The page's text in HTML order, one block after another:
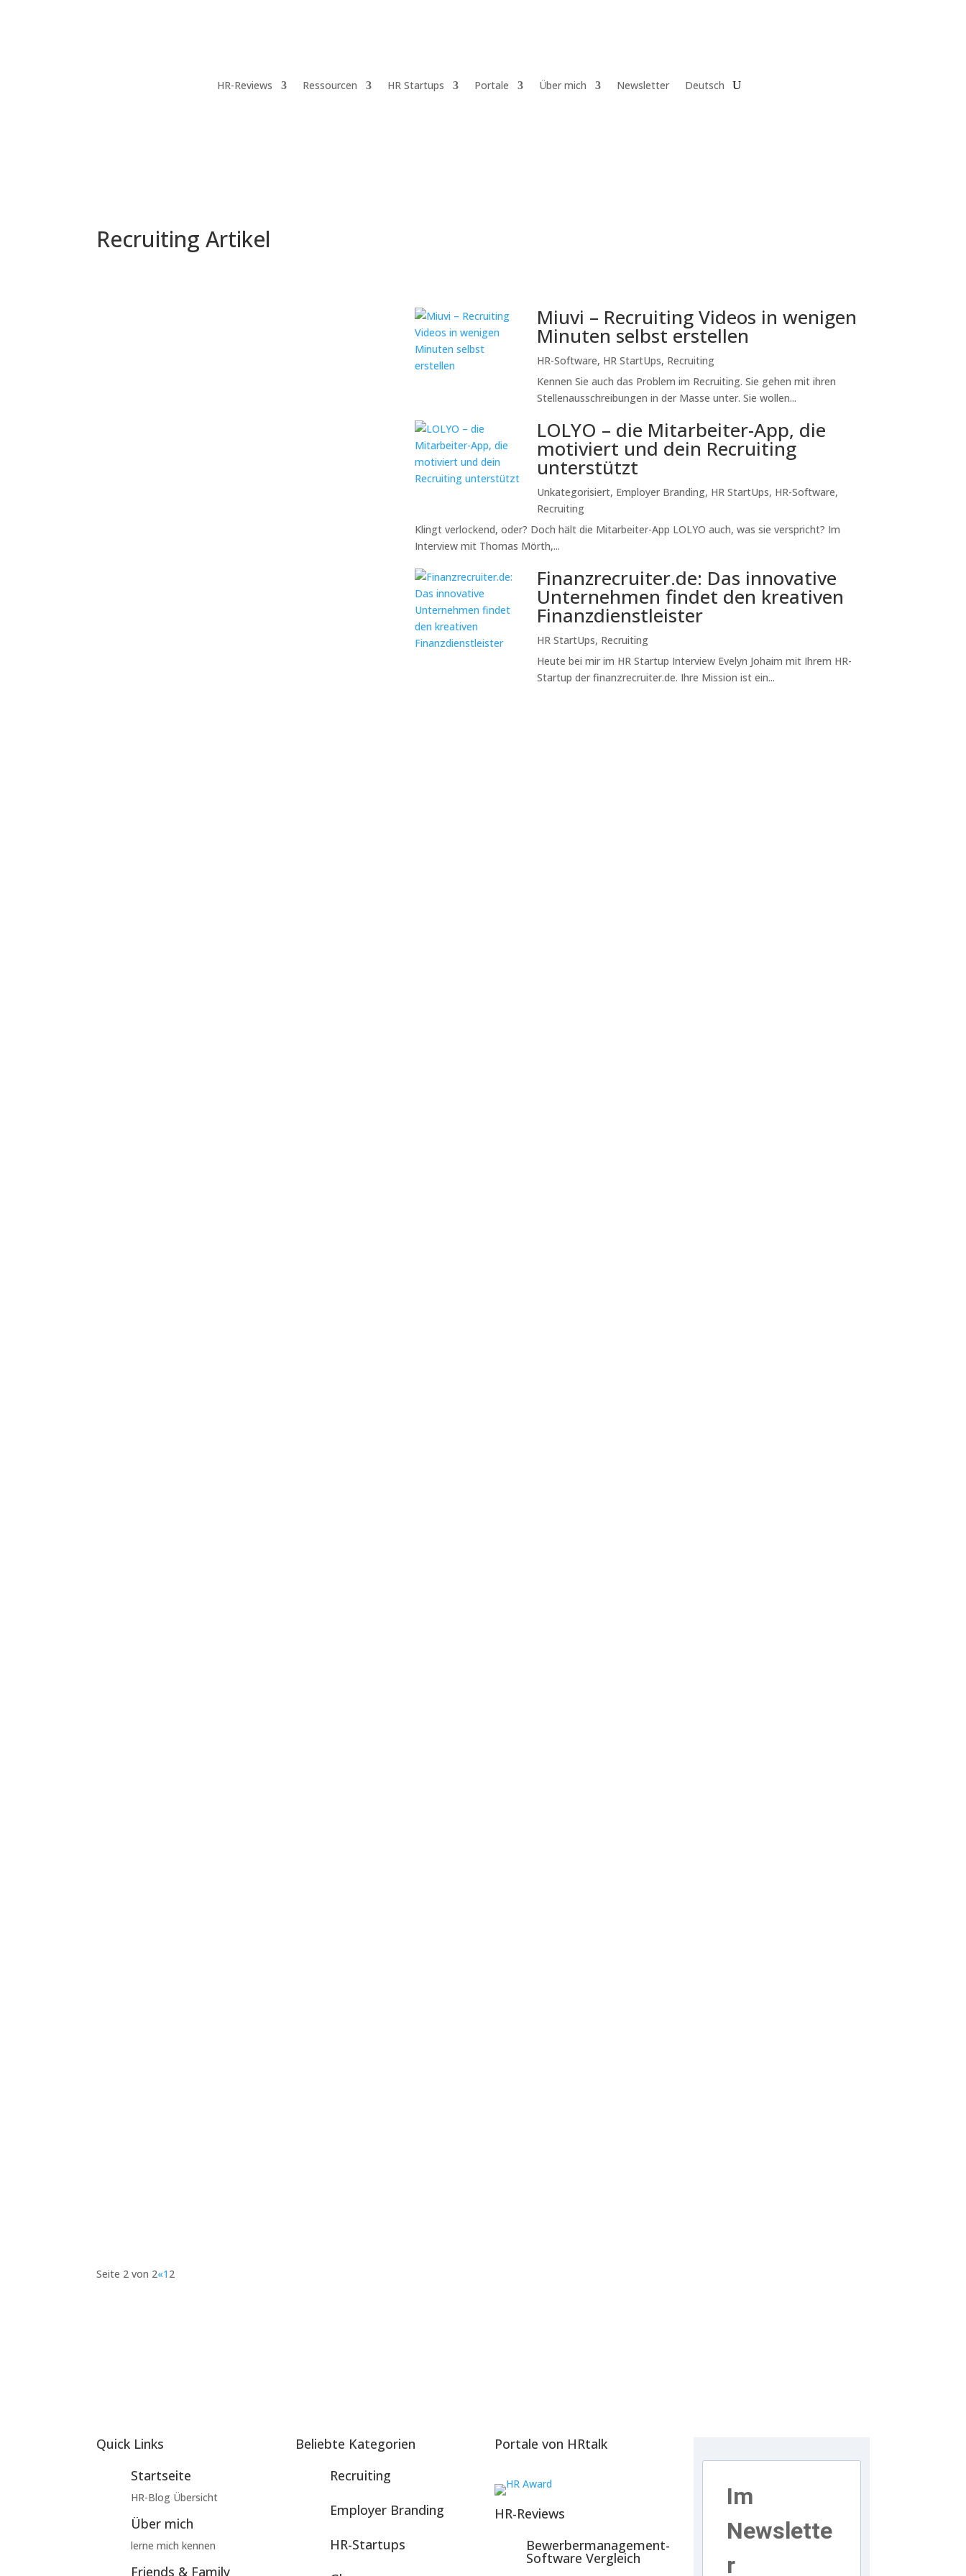
HR-Reviews Ressourcen HR Startups Portale Über mich Newsletter Deutsch
Recruiting Artikel
Miuvi – Recruiting Videos in wenigen
Minuten selbst erstellen
HR-Software, HR StartUps, Recruiting
Kennen Sie auch das Problem im Recruiting. Sie gehen mit ihren
Stellenausschreibungen in der Masse unter. Sie wollen...
LOLYO – die Mitarbeiter-App, die
motiviert und dein Recruiting
unterstützt
Unkategorisiert, Employer Branding, HR StartUps, HR-Software,
Recruiting
Klingt verlockend, oder? Doch hält die Mitarbeiter-App LOLYO auch, was sie verspricht? Im
Interview mit Thomas Mörth,...
Finanzrecruiter.de: Das innovative
Unternehmen findet den kreativen
Finanzdienstleister
HR StartUps, Recruiting
Heute bei mir im HR Startup Interview Evelyn Johaim mit Ihrem HR-
Startup der finanzrecruiter.de. Ihre Mission ist ein...
Seite 2 von 2«1 2
Quick Links
Startseite
HR-Blog Übersicht
Über mich
lerne mich kennen
Friends & Family
Beliebte Kategorien
Recruiting
Employer Branding
HR-Startups
Portale von HRtalk
HR-Reviews
Bewerbermanagement-
Software Vergleich
Im
Newslette
r